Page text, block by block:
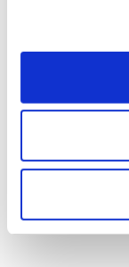
Es muy caro
costoso
Miguel Moises
No es perfecto
largas distancias.